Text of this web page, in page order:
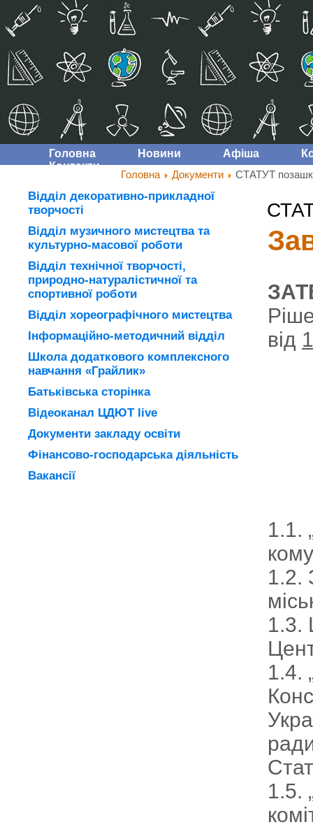
Головна Новини Афіша
Контакти
Головна Документи СТАТУТ
від
1.1.
1.2.
1.3.
1.4.
1.5.
Відділ декоративно-прикладної
творчості
Відділ музичного мистецтва та
культурно-масової роботи
Відділ технічної творчості,
природно-натуралістичної та
спортивної роботи
Відділ хореографічного мистецтва
Інформаційно-методичний відділ
Школа додаткового комплексного
навчання «Грайлик»
Батьківська сторінка
Відеоканал ЦДЮТ live
Документи закладу освіти
Фінансово-господарська діяльність
Вакансії